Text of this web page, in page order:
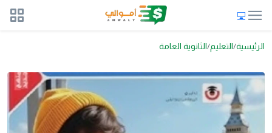
الرئيسية التعليم الثانوية العامة